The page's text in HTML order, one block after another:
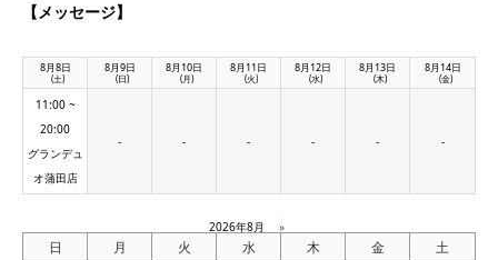
【メッセージ】
8月8日
(土)
8月9日
(日)
8月10日
(月)
8月11日
(火)
8月12日
(水)
8月13日
(木)
8月14日
(金)
11:00 ~
20:00
グランデュ
オ蒲田店
- - - - - -
2026年8月 »
日 月 火 水 木 金
土